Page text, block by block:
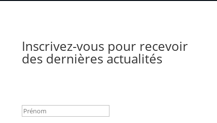
Inscrivez-vous pour recevoir
des dernières actualités